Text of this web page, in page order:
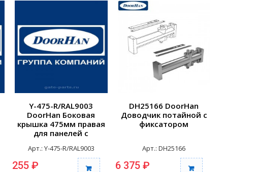
Y-475-R/RAL9003
DoorHan Боковая
крышка 475мм правая
для панелей с
крепления RAL9003
Арт.: Y-475-R/RAL9003
255 ₽
DH25166 DoorHan
Доводчик потайной с
фиксатором
Арт.: DH25166
6 375 ₽